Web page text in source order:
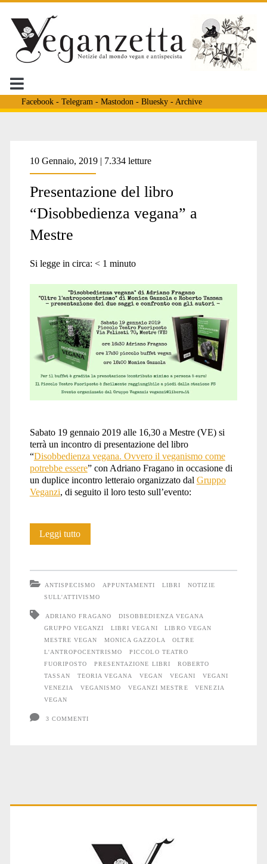
Facebook- Telegram - Mastodon - Bluesky- Archive
<span>oltre
10 Gennaio, 2019 | 7.334 letture
Presentazione del libro
“Disobbedienza vegana” a
Mestre
Si legge in circa: < 1 minuto
Sabato 19 gennaio 2019 alle 16,30 a Mestre (VE) si
terrà un incontro di presentazione del libro
“Disobbedienza vegana. Ovvero il veganismo come
potrebbe essere” con Adriano Fragano in occasione di
un duplice incontro letteraio organizzato dal Gruppo
Veganzi, di seguito il loro testo sull’evento:
Leggi tuttoPresentazione
“Disobbedienza
vegana”
a
Mestre
ANTISPECISMO APPUNTAMENTI LIBRI
NOTIZIE
SULL'ATTIVISMO
ADRIANO FRAGANO
DISOBBEDIENZA VEGANA
GRUPPO VEGANZI
LIBRI VEGANI
LIBRO VEGAN
MESTRE VEGAN
MONICA GAZZOLA
OLTRE
L'ANTROPOCENTRISMO
PICCOLO TEATRO
FUORIPOSTO
PRESENTAZIONE LIBRI
ROBERTO
TASSAN
TEORIA VEGANA VEGAN VEGANI
VEGANI
VENEZIA
VEGANISMO VEGANZI MESTRE
VENEZIA
VEGAN
3 COMMENTI
Primary